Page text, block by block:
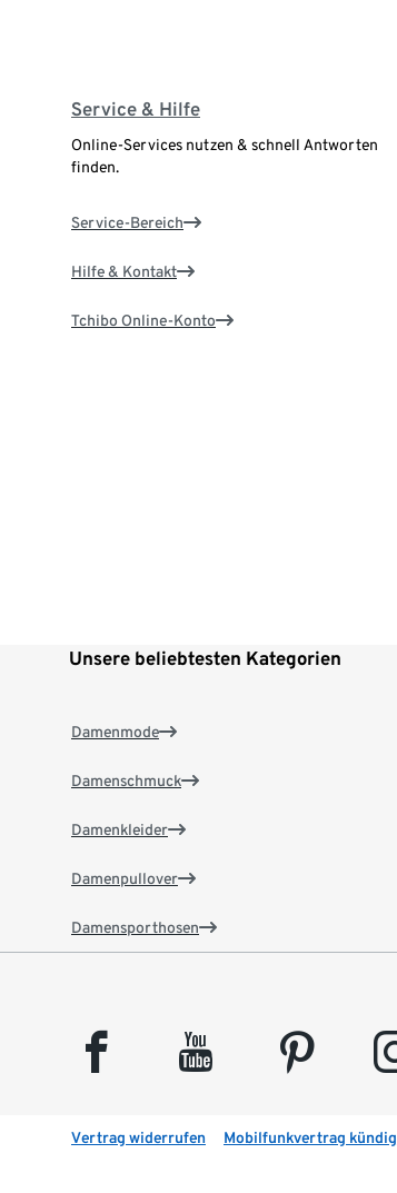
Service & Hilfe
Online-Services nutzen & schnell Antworten
finden.
Service-Bereich
Hilfe & Kontakt
Tchibo Online-Konto
Unsere beliebtesten Kategorien
Damenmode
Damenschmuck
Damenkleider
Damenpullover
Damensporthosen
facebook youtube pinterest
Vertrag widerrufen Mobilfunkvertrag